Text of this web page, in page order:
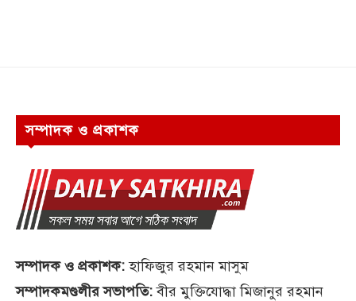
সম্পাদক ও প্রকাশক
সম্পাদক ও প্রকাশক:হাফিজুর রহমান মাসুম
সম্পাদকমণ্ডলীর সভাপতি:বীর মুক্তিযোদ্ধা মিজানুর রহমান